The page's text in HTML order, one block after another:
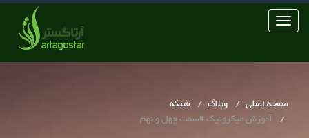
Toggle
navigation
صفحه اصلی وبلاگ
شبکه
آموزش میکروتیک قسمت چهل و نهم